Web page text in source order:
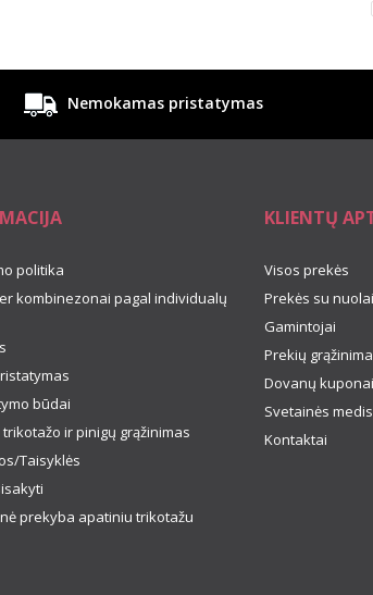
Nemokamas pristatymas
politika
kombinezonai pagal individualų
būdai
ir pinigų grąžinimas
Taisyklės
prekyba apatiniu trikotažu
KLIENTŲ
Visos prekės
Prekės su
Gamintojai
Prekių
Dovanų kuponai
Svetainės medis
Kontaktai